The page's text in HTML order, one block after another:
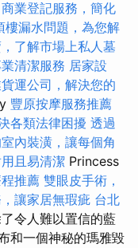
商業登記服務，簡化
樓漏水問題，為您解
了解市場上私人墓
清潔服務 居家設
運公司，解決您的
豐原按摩服務推薦
各類法律困擾 透過
內裝潢，讓每個角
且易清潔 Princess
推薦 雙眼皮手術，
讓家居無瑕疵 台北
令人難以置信的藍
和一個神秘的瑪雅毀